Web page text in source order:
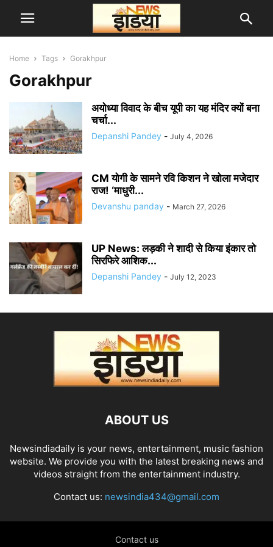
Home Tags Gorakhpur
Gorakhpur
अयोध्या विवाद के बीच यूपी का यह मंदिर क्यों बना
चर्चा...
Depanshi Pandey - July 4, 2026
CM योगी के सामने रवि किशन ने खोला मजेदार
राज! ‘माधुरी...
Devanshu panday - March 27, 2026
UP News: लड़की ने शादी से किया इंकार तो
सिरफिरे आशिक...
Depanshi Pandey - July 12, 2023
ABOUT US
Newsindiadaily is your news, entertainment, music fashion
website. We provide you with the latest breaking news and
videos straight from the entertainment industry.
Contact us: newsindia434@gmail.com
Contact us